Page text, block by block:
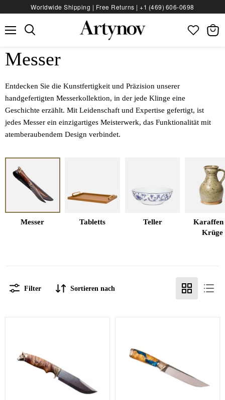
Worldwide Shipping | Free Returns |+1 (469) 606‑0698
Messer
Entdecken Sie die Kunstfertigkeit und Präzision unserer
handgefertigten Messerkollektion, in der jede Klinge eine
Geschichte erzählt. Mit Leidenschaft und Expertise gefertigt, ist
jedes Messer ein einzigartiges Meisterwerk, das Funktionalität mit
atemberaubendem Design verbindet.
Messer Tabletts Teller
Krüge
Filter Sortieren nach